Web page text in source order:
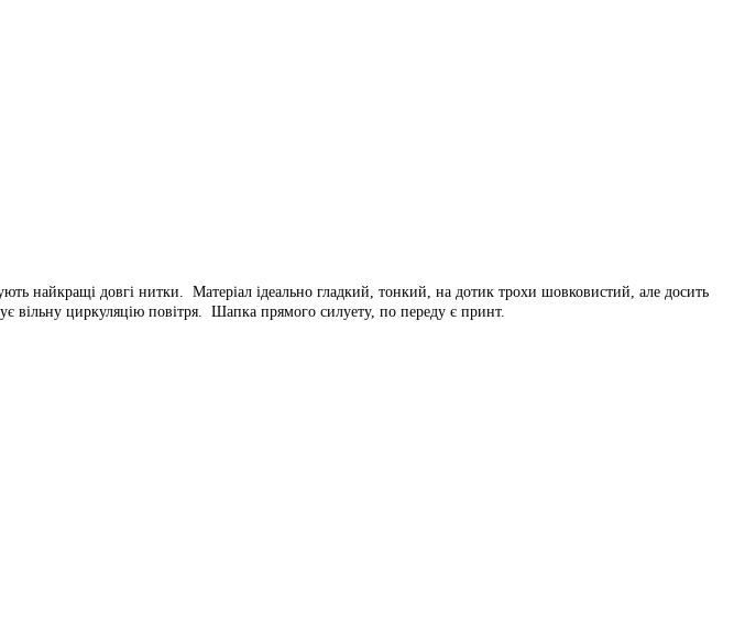
найкращі довгі нитки. Матеріал ідеально гладкий, тонкий, на дотик трохи шовковистий, але досить
вільну циркуляцію повітря. Шапка прямого силуету, по переду є принт.